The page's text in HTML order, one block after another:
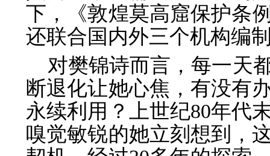
下，《敦煌莫高窟保护条
还联合国内外三个机构编
对樊锦诗而言，每一天
断退化让她心焦，有没有
永续利用？上世纪80年代
嗅觉敏锐的她立刻想到，